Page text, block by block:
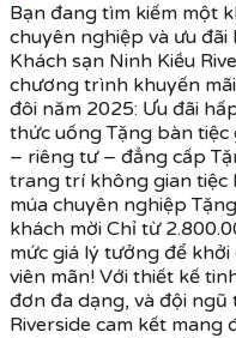
Bạn đang tìm kiếm một
chuyên nghiệp và ưu
Khách sạn Ninh Kiều
chương trình khuyến
đôi năm 2025: Ưu đãi
thức uống Tặng bàn
– riêng tư – đẳng cấp
trang trí không gian tiệc
múa chuyên nghiệp
khách mời Chỉ từ
mức giá lý tưởng để
viên mãn! Với thiết kế
đơn đa dạng, và đội ngũ
Riverside cam kết mang